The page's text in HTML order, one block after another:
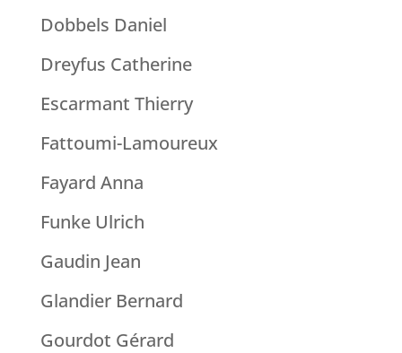
Dobbels Daniel
Dreyfus Catherine
Escarmant Thierry
Fattoumi-Lamoureux
Fayard Anna
Funke Ulrich
Gaudin Jean
Glandier Bernard
Gourdot Gérard